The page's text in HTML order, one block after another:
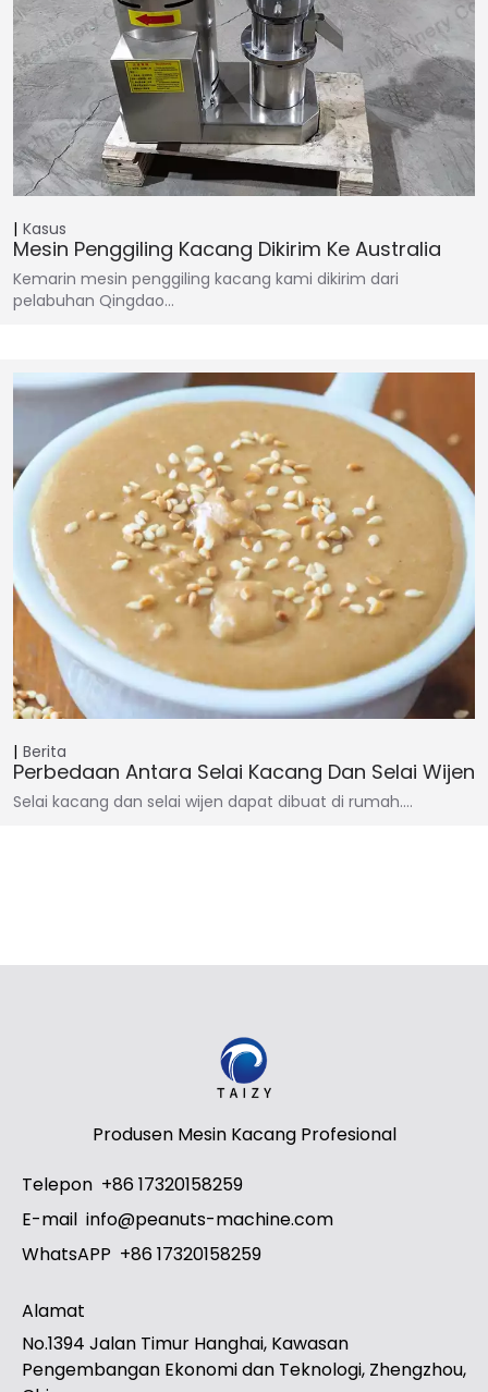
Kasus
Mesin Penggiling Kacang Dikirim Ke Australia
Kemarin mesin penggiling kacang kami dikirim dari
pelabuhan Qingdao…
Berita
Perbedaan Antara Selai Kacang Dan Selai Wijen
Selai kacang dan selai wijen dapat dibuat di rumah.…
Produsen Mesin Kacang Profesional
Telepon +86 17320158259
E-mail info@peanuts-machine.com
WhatsAPP +86 17320158259
Alamat
No.1394 Jalan Timur Hanghai, Kawasan
Pengembangan Ekonomi dan Teknologi, Zhengzhou,